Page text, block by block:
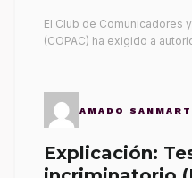
El Club de Comunicadores
(COPAC) ha exigido a
AMADO
Explicación: